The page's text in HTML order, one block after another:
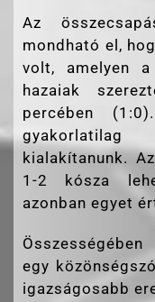
Az
mondható el,
volt, amelyen
hazaiak
percében
kialakítanunk.
1-2 kósza
azonban egyet
egy
igazságosabb